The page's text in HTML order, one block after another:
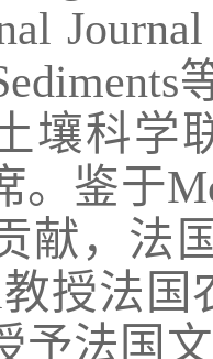
壤科学
。鉴于
献，法
授法国
予法国